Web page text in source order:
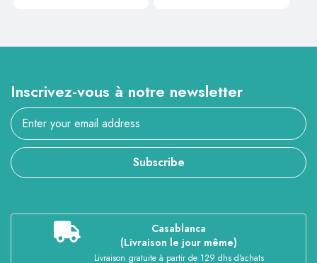
Inscrivez-vous à notre newsletter
Subscribe
Casablanca
(Livraison le jour même)
Livraison gratuite à partir de 129 dhs d'achats